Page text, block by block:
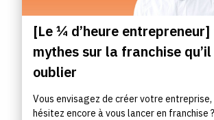
[Le ¼ d’heure entrepreneur]
mythes sur la franchise
oublier
Vous envisagez de créer votre entreprise,
hésitez encore à vous lancer en franchise ?